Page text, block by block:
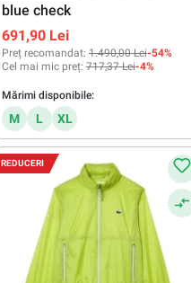
blue check
691,90 Lei
Preț recomandat: 1.490,00 Lei-54%
Cel mai mic preț: 717,37 Lei-4%
Mărimi disponibile:
M L XL
REDUCERI